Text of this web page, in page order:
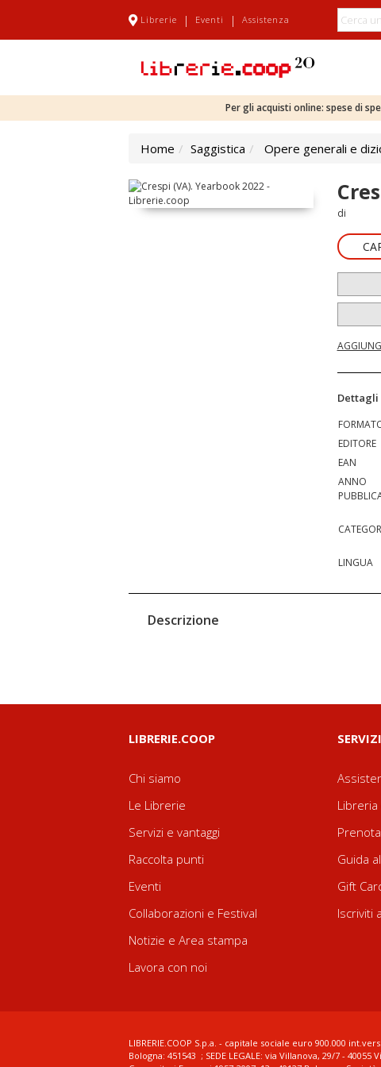
Librerie | Eventi | Assistenza
Per gli acquisti online: spese di
Home Saggistica Opere generali e
di
Dettagli
EDITORE
EAN
ANNO
LINGUA
Descrizione
LIBRERIE.COOP
Chi siamo
Le Librerie
Servizi e vantaggi
Raccolta punti
Eventi
Collaborazioni e Festival
Notizie e Area stampa
Lavora con noi
SERVIZI
Guida
Gift
Iscriviti
LIBRERIE.COOP S.p.a. - capitale sociale euro 900.000
Bologna: 451543 ; SEDE LEGALE: via Villanova, 29/7 - 40055